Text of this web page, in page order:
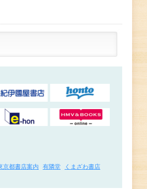
京都書店案内 有隣堂 くまざわ書店